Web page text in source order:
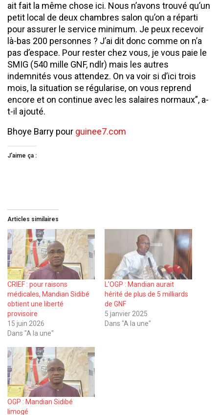
ait fait la même chose ici. Nous n’avons trouvé qu’un
petit local de deux chambres salon qu’on a réparti
pour assurer le service minimum. Je peux recevoir
là-bas 200 personnes ? J’ai dit donc comme on n’a
pas d’espace. Pour rester chez vous, je vous paie le
SMIG (540 mille GNF, ndlr) mais les autres
indemnités vous attendez. On va voir si d’ici trois
mois, la situation se régularise, on vous reprend
encore et on continue avec les salaires normaux”, a-
t-il ajouté.
Bhoye Barry pour guinee7.com
J’aime ça :
Articles similaires
CRIEF : pour raisons
médicales, Mandian Sidibé
obtient une liberté
provisoire
15 juin 2026
Dans "A la une"
L’OGP : Mandian aurait
hérité de plus de 5 milliards
de GNF
5 janvier 2025
Dans "A la une"
OGP : Mandian Sidibé
limogé